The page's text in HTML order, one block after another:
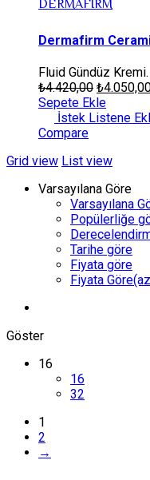
DERMAFIRM
Dermafirm
Fluid Gündüz Kremi.
₺4.420,00 ₺
Sepete Ekle
İstek Listene
Compare
Grid view List view
Varsayılana Göre
Varsayılana
Popülerliğe
Tarihe göre
Fiyata göre
Fiyata
Göster
16
16
32
1
2
→